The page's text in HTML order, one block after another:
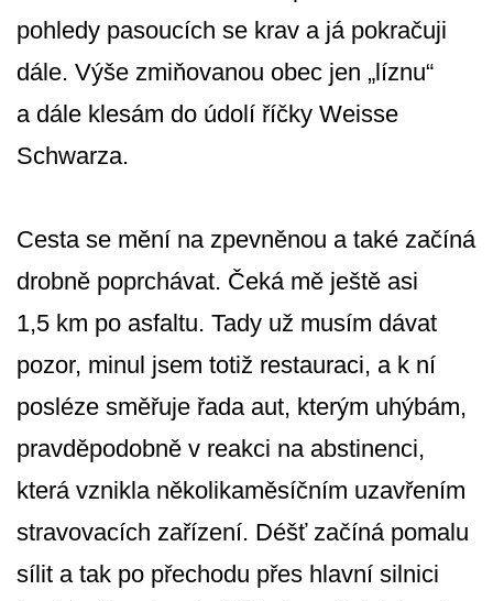
pohledy pasoucích se krav a já pokračuji
dále. Výše zmiňovanou obec jen „líznu“
a dále klesám do údolí říčky Weisse
Schwarza.
Cesta se mění na zpevněnou a také začíná
drobně poprchávat. Čeká mě ještě asi
1,5 km po asfaltu. Tady už musím dávat
pozor, minul jsem totiž restauraci, a k ní
posléze směřuje řada aut, kterým uhýbám,
pravděpodobně v reakci na abstinenci,
která vznikla několikaměsíčním uzavřením
stravovacích zařízení. Déšť začíná pomalu
sílit a tak po přechodu přes hlavní silnici